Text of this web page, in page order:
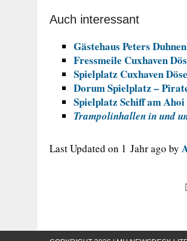
Auch interessant
Gästehaus Peters
Fressmeile Cuxhaven
Spielplatz Cuxhaven
Dorum Spielplatz –
Spielplatz Schiff am
Trampolinhallen in und
Last Updated on 1 Jahr ago by